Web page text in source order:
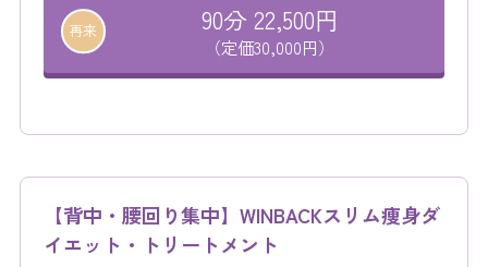
再来 90分 22,500円
（定価30,000円）
【背中・腰回り集中】WINBACKスリム痩身ダ
イエット・トリートメント